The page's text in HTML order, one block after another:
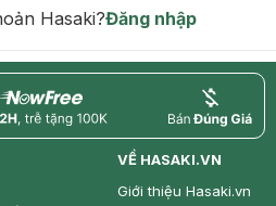
Hasaki?Đăng nhập
price
VỀ HASAKI.VN
Giới thiệu Hasaki.vn